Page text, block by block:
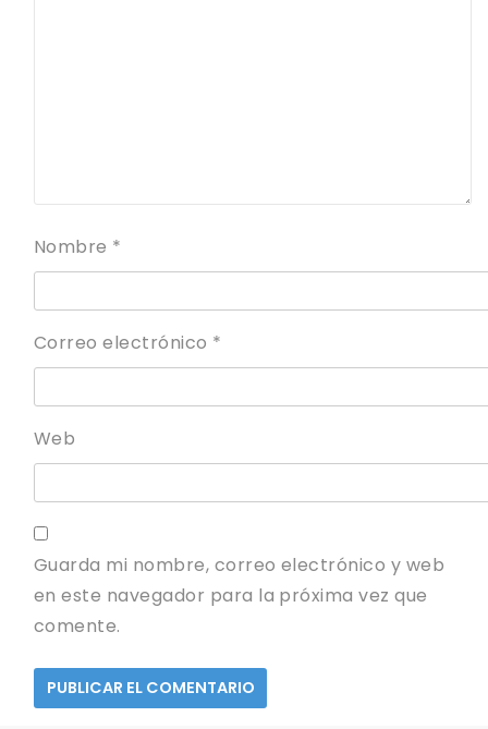
Nombre *
Correo electrónico *
Web
Guarda mi nombre, correo electrónico y web
en este navegador para la próxima vez que
comente.